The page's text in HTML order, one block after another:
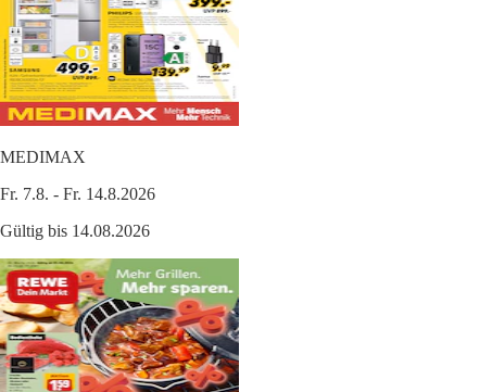
MEDIMAX
Fr. 7.8. - Fr. 14.8.2026
Gültig bis 14.08.2026